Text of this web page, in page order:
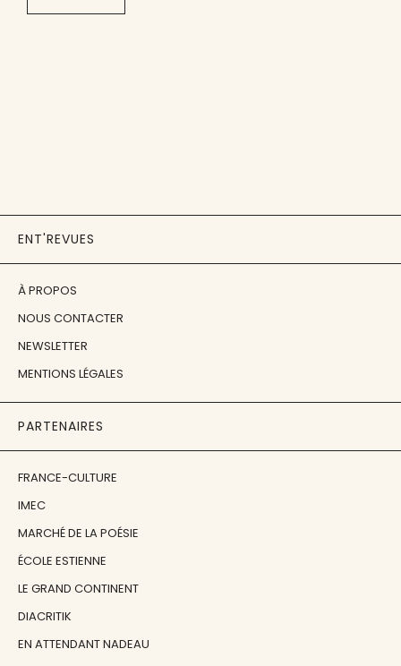
ENT'REVUES
À PROPOS
NOUS CONTACTER
NEWSLETTER
MENTIONS LÉGALES
PARTENAIRES
FRANCE-CULTURE
IMEC
MARCHÉ DE LA POÉSIE
ÉCOLE ESTIENNE
LE GRAND CONTINENT
DIACRITIK
EN ATTENDANT NADEAU